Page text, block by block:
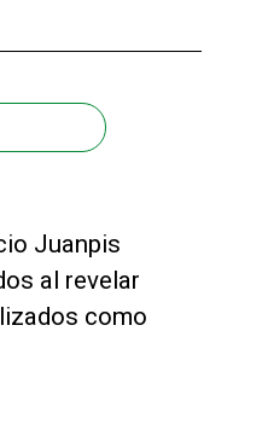
Juanpis
al revelar
como